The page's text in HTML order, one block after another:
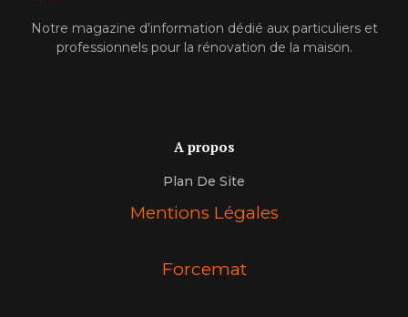
Notre magazine d'information dédié aux particuliers et
professionnels pour la rénovation de la maison.
A propos
Plan De Site
Mentions Légales
Forcemat